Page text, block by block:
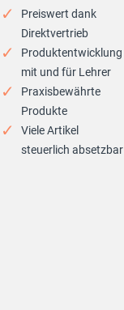
Preiswert dank
Direktvertrieb
Produktentwicklung
mit und für Lehrer
Praxisbewährte
Produkte
Viele Artikel
steuerlich absetzbar